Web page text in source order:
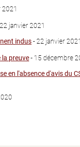
2021
janvier 2021
indus- 22 janvier 2021
la preuve- 15 décembre
en l'absence d'avis du